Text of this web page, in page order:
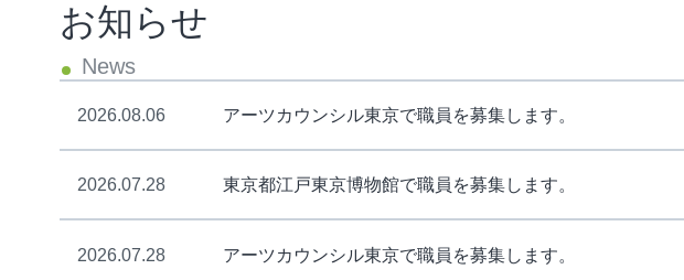
お知らせ
2026.08.06 アーツカウンシル東京で職員を募集します。
2026.07.28 東京都江戸東京博物館で職員を募集します。
2026.07.28 アーツカウンシル東京で職員を募集します。